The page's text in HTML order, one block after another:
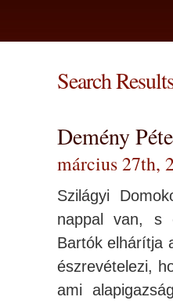
Search
Demény
március 27th,
Szilágyi
nappal van, s
Bartók elhárítja
észrevételezi,
ami